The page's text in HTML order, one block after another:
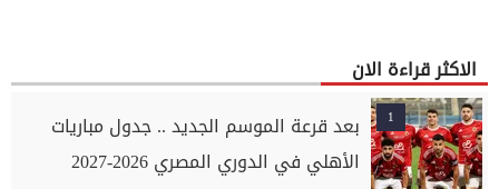
الاكثر قراءة الان
1
بعد قرعة الموسم الجديد .. جدول مباريات
الأهلي في الدوري المصري 2026-2027